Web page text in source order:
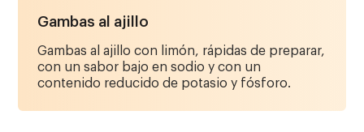
Gambas al ajillo
Gambas al ajillo con limón, rápidas de preparar,
con un sabor bajo en sodio y con un
contenido reducido de potasio y fósforo.